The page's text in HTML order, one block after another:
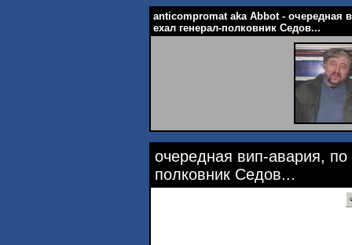
anticompromat aka Abbot - очередная
ехал генерал-полковник Седов...
очередная вип-авария, по
полковник Седов...